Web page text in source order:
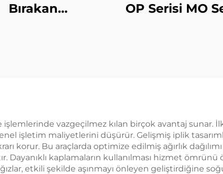
Bırakan
OP Serisi MO
işlemlerinde vazgeçilmez kılan birçok avantaj
genel işletim maliyetlerini düşürür. Gelişmiş iplik
korur. Bu araçlarda optimize edilmiş ağırlık
Dayanıklı kaplamaların kullanılması hizmet
etkili şekilde aşınmayı önleyen geliştirdiğine